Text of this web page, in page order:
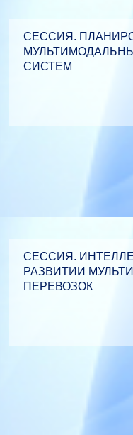
СЕССИЯ.
СИСТЕМ
СЕССИЯ.
РАЗВИТИИ
ПЕРЕВОЗОК